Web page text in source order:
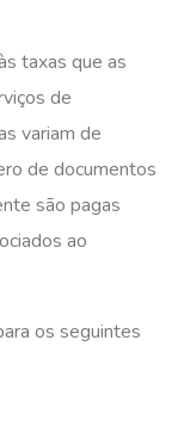
taxas que as
de
variam de
de documentos
são pagas
ao
os seguintes